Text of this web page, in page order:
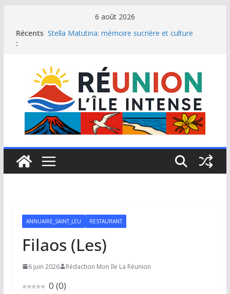
contenu
6 août 2026
Récents
:
découvrir
Saint-Leu: joyau de la côte ouest de La Réunion
Une journée de détente à l’Hôtel Iloha à Saint Leu
Le samoussa de La Réunion, emblème de l’île
intense
ANNUAIRE_SAINT_LEU RESTAURANT
Filaos (Les)
6 juin 2026 Rédaction Mon île La Réunion
0 (0)